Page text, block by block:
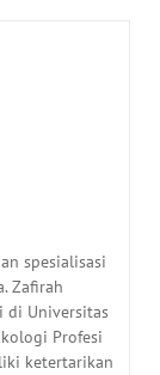
spesialisasi
Zafirah
di Universitas
Profesi
ketertarikan